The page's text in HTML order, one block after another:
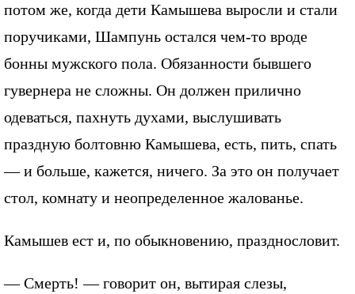
потом же, когда дети Камышева выросли и стали
поручиками, Шампунь остался чем-то вроде
бонны мужского пола. Обязанности бывшего
гувернера не сложны. Он должен прилично
одеваться, пахнуть духами, выслушивать
праздную болтовню Камышева, есть, пить, спать
— и больше, кажется, ничего. За это он получает
стол, комнату и неопределенное жалованье.
Камышев ест и, по обыкновению, празднословит.
— Смерть! — говорит он, вытирая слезы,